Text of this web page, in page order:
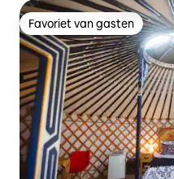
Favoriet van gasten
Favoriet van gasten